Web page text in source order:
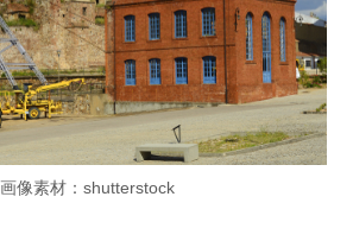
画像素材：shutterstock